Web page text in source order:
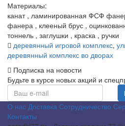
Материалы:
канат , ламинированная ФСФ
фанера , клееный брус ,
тоннель , заглушки , краска , ручки
деревянный игровой комплекс,
деревянный комплекс во дворах
Подписка на новости
Будьте в курсе новых акций и
О нас Доставка Сотрудничество
Контакты